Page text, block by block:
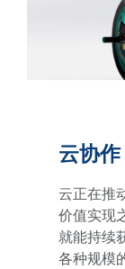
云协作
云正在推
价值实现
就能持续
各种规模